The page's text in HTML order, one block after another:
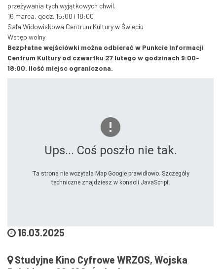
przeżywania tych wyjątkowych chwil.
16 marca, godz. 15:00 i 18:00
Sala Widowiskowa Centrum Kultury w Świeciu
Wstęp wolny
Bezpłatne wejściówki można odbierać w Punkcie Informacji
Centrum Kultury od czwartku 27 lutego w godzinach 9:00-
18:00. Ilość miejsc ograniczona.
Ups... Coś poszło nie tak.
Ta strona nie wczytała Map Google prawidłowo. Szczegóły
techniczne znajdziesz w konsoli JavaScript.
16.03.2025
Studyjne Kino Cyfrowe WRZOS, Wojska